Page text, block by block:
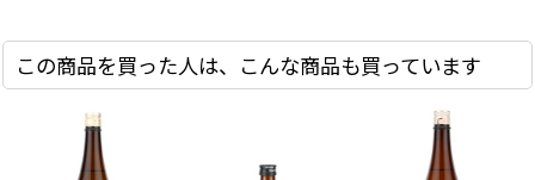
この商品を買った人は、こんな商品も買っています